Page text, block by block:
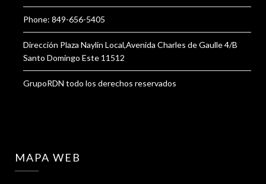
Phone: 849-656-5405
Dirección Plaza Naylin Local,Avenida Charles de Gaulle 4/B
Santo Domingo Este 11512
GrupoRDN todo los derechos reservados
MAPA WEB